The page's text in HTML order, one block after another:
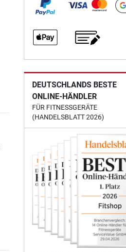
DEUTSCHLANDS BESTE
ONLINE-HÄNDLER
FÜR FITNESSGERÄTE
(HANDELSBLATT 2026)